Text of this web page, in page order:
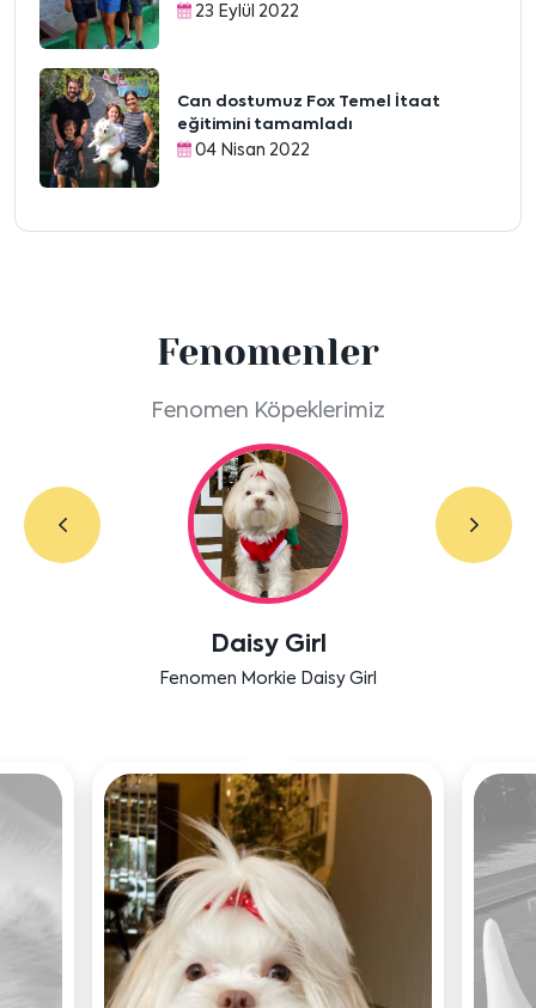
23 Eylül 2022
Can dostumuz Fox Temel İtaat
eğitimini tamamladı
04 Nisan 2022
Fenomenler
Fenomen Köpeklerimiz
Labradoodle Bruno
Bensu Soral'ın dostu Bruno